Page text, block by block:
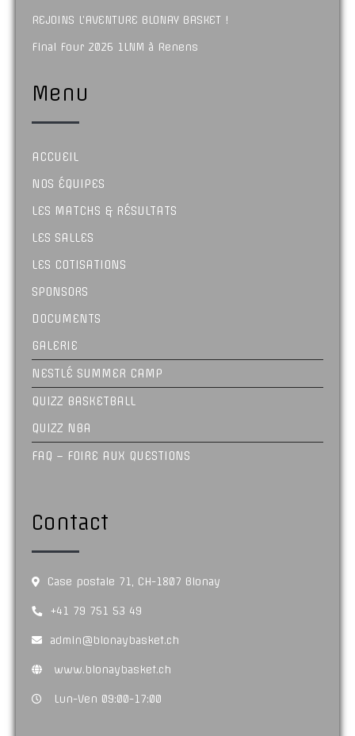
REJOINS L’AVENTURE BLONAY BASKET !
Final Four 2026 1LNM à Renens
Menu
ACCUEIL
NOS ÉQUIPES
LES MATCHS & RÉSULTATS
LES SALLES
LES COTISATIONS
SPONSORS
DOCUMENTS
GALERIE
NESTLÉ SUMMER CAMP
QUIZZ BASKETBALL
QUIZZ NBA
FAQ – FOIRE AUX QUESTIONS
Contact
Case postale 71, CH-1807 Blonay
+41 79 751 53 49
admin@blonaybasket.ch
www.blonaybasket.ch
Lun-Ven 09:00-17:00